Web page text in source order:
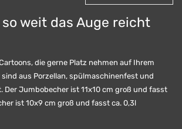
so weit das Auge reicht
die gerne Platz nehmen auf Ihrem
sind aus Porzellan, spülmaschinenfest und
Der Jumbobecher ist 11x10 cm groß und fasst
ist 10x9 cm groß und fasst ca. 0,3l